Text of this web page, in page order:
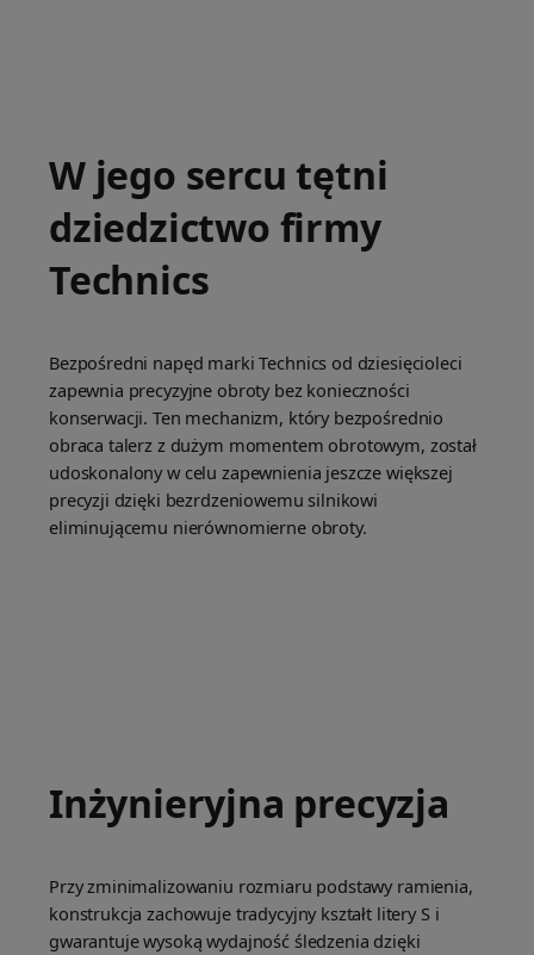
W jego sercu tętni
dziedzictwo firmy
Technics
Bezpośredni napęd marki Technics od dziesięcioleci
zapewnia precyzyjne obroty bez konieczności
konserwacji. Ten mechanizm, który bezpośrednio
obraca talerz z dużym momentem obrotowym, został
udoskonalony w celu zapewnienia jeszcze większej
precyzji dzięki bezrdzeniowemu silnikowi
eliminującemu nierównomierne obroty.
Inżynieryjna precyzja
Przy zminimalizowaniu rozmiaru podstawy ramienia,
konstrukcja zachowuje tradycyjny kształt litery S i
gwarantuje wysoką wydajność śledzenia dzięki